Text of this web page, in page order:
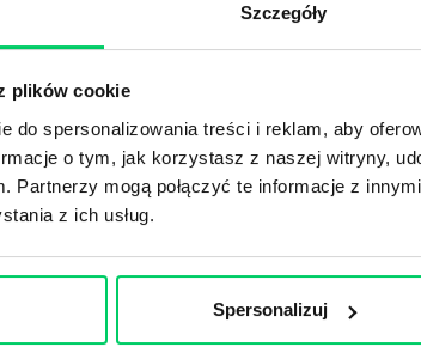
Szczegóły
plików cookie
do spersonalizowania treści i reklam, aby
o tym, jak korzystasz z naszej witryny,
Partnerzy mogą połączyć te informacje z
z ich usług.
Spersonalizuj